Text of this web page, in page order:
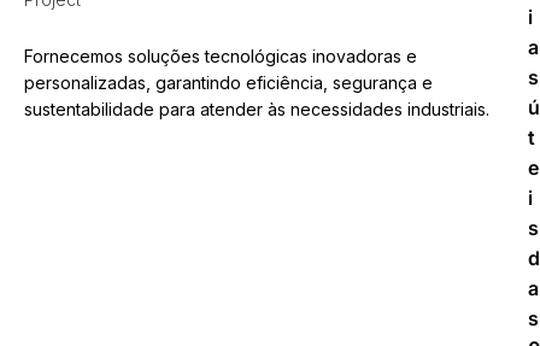
Fornecemos soluções tecnológicas inovadoras e
personalizadas, garantindo eficiência, segurança e
sustentabilidade para atender às necessidades industriais.
i
a
s
ú
t
e
i
s
d
a
s